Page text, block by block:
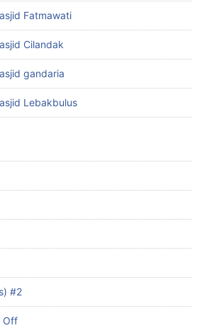
Fatmawati
Cilandak
gandaria
Lebakbulus
#2
Off